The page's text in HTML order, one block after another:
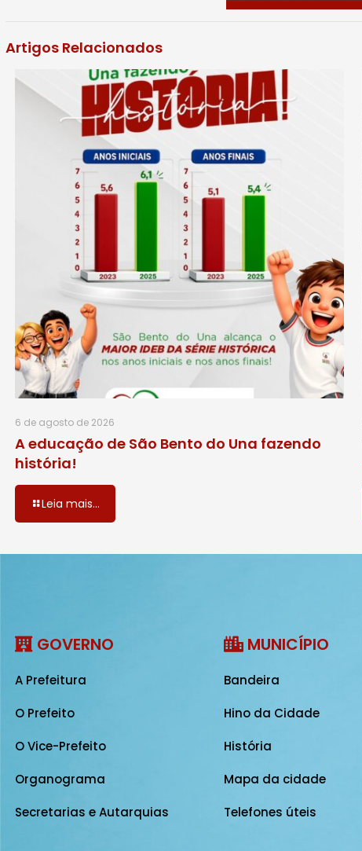
Artigos Relacionados
6 de agosto de 2026
A educação de São Bento do Una fazendo
história!
Leia mais...
GOVERNO
A Prefeitura
O Prefeito
O Vice-Prefeito
Organograma
Secretarias e Autarquias
MUNICÍPIO
Bandeira
Hino da Cidade
História
Mapa da cidade
Telefones úteis